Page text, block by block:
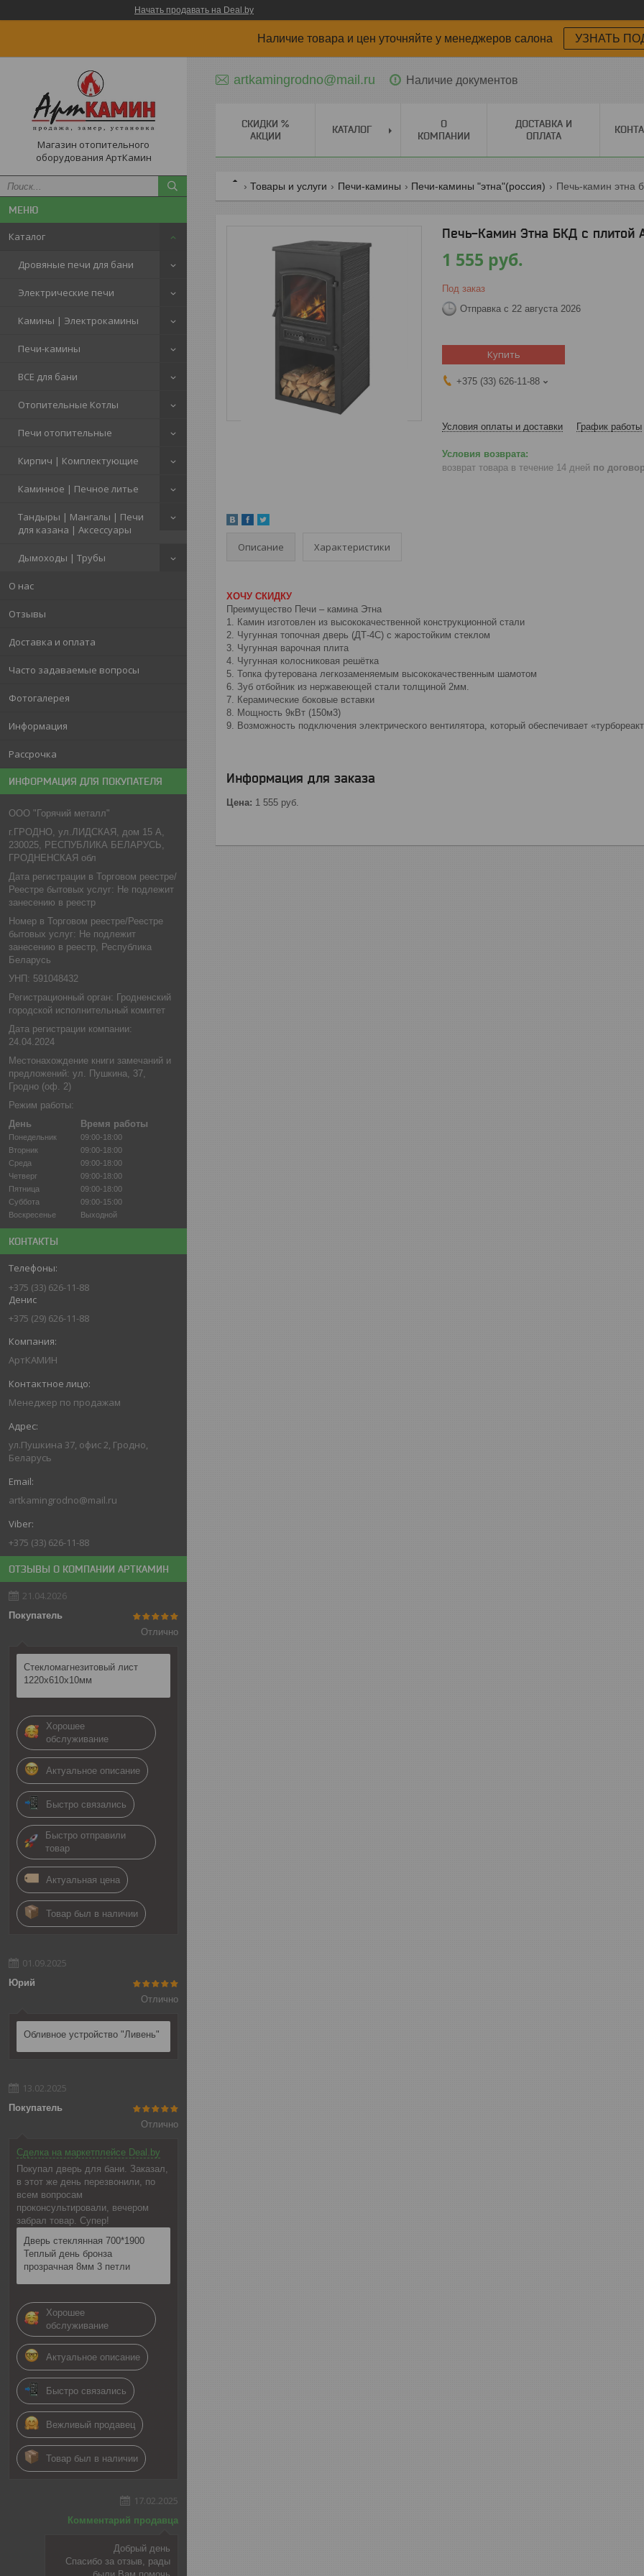
Начать продавать на Deal.by
Наличие товара и цен уточняйте у менеджеров салона УЗНАТЬ
Магазин отопительного
оборудования АртКамин
Каталог
Дровяные печи для бани
Электрические печи
Камины | Электрокамины
Печи-камины
ВСЕ для бани
Отопительные Котлы
Печи отопительные
Кирпич | Комплектующие
Каминное | Печное литье
Тандыры | Мангалы | Печи
для казана | Аксессуары
Дымоходы | Трубы
О нас
Отзывы
Доставка и оплата
Часто задаваемые вопросы
Фотогалерея
Информация
Рассрочка
ИНФОРМАЦИЯ ДЛЯ ПОКУПАТЕЛЯ
ООО "Горячий металл"
г.ГРОДНО, ул.ЛИДСКАЯ, дом 15 А,
230025, РЕСПУБЛИКА БЕЛАРУСЬ,
ГРОДНЕНСКАЯ обл
Дата регистрации в Торговом реестре/
Реестре бытовых услуг: Не подлежит
занесению в реестр
Номер в Торговом реестре/Реестре
бытовых услуг: Не подлежит
занесению в реестр, Республика
Беларусь
УНП: 591048432
Регистрационный орган: Гродненский
городской исполнительный комитет
Дата регистрации компании:
24.04.2024
Местонахождение книги замечаний и
предложений: ул. Пушкина, 37,
Гродно (оф. 2)
Режим работы:
День
Время работы
Понедельник
09:00-18:00
Вторник
09:00-18:00
Среда
09:00-18:00
Четверг
09:00-18:00
Пятница
09:00-18:00
Суббота
09:00-15:00
Воскресенье
Выходной
КОНТАКТЫ
+375 (33) 626-11-88
Денис
+375 (29) 626-11-88
АртКАМИН
Менеджер по продажам
ул.Пушкина 37, офис 2, Гродно,
Беларусь
artkamingrodno@mail.ru
+375 (33) 626-11-88
ОТЗЫВЫ О КОМПАНИИ АРТКАМИН
21.04.2026
Покупатель
Отлично
Стекломагнезитовый лист
1220х610х10мм
Хорошее
обслуживание
Актуальное описание
Быстро связались
Быстро отправили
товар
Актуальная цена
Товар был в наличии
01.09.2025
Юрий
Отлично
Обливное устройство "Ливень"
13.02.2025
Покупатель
Отлично
Сделка на маркетплейсе Deal.by
Покупал дверь для бани. Заказал,
в этот же день перезвонили, по
всем вопросам
проконсультировали, вечером
забрал товар. Супер!
Дверь стеклянная 700*1900
Теплый день бронза
прозрачная 8мм 3 петли
Хорошее
обслуживание
Актуальное описание
Быстро связались
Вежливый продавец
Товар был в наличии
17.02.2025
Комментарий продавца
Добрый день
Спасибо за отзыв, рады
artkamingrodno@mail.ru Наличие документов
СКИДКИ %
АКЦИИ
КАТАЛОГ
О
КОМПАНИИ
ДОСТАВКА И
ОПЛАТА
Товары и услуги Печи-камины Печи-камины "этна"(россия) Печь-камин этна
Печь-Камин Этна БКД с плитой
1 555 руб.
Под заказ
Отправка с 22 августа 2026
Купить
+375 (33) 626-11-88
Условия оплаты и доставки График работы
возврат товара в течение 14 дней по
Описание Характеристики
ХОЧУ СКИДКУ
Преимущество Печи – камина Этна
1. Камин изготовлен из высококачественной конструкционной стали
2. Чугунная топочная дверь (ДТ-4С) с жаростойким стеклом
3. Чугунная варочная плита
4. Чугунная колосниковая решётка
5. Топка футерована легкозаменяемым высококачественным шамотом
6. Зуб отбойник из нержавеющей стали толщиной 2мм.
7. Керамические боковые вставки
8. Мощность 9кВт (150м3)
9. Возможность подключения электрического вентилятора, который обеспечивает
Информация для заказа
Цена: 1 555 руб.